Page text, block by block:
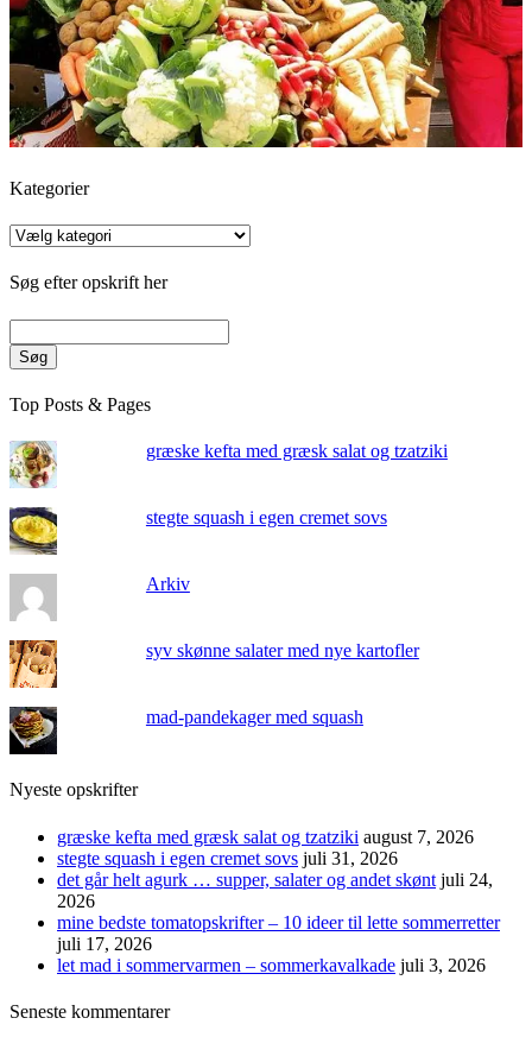
Kategorier
Kategorier
Søg efter opskrift her
Søg
Top Posts & Pages
græske kefta med græsk salat og tzatziki
stegte squash i egen cremet sovs
Arkiv
syv skønne salater med nye kartofler
mad-pandekager med squash
Nyeste opskrifter
græske kefta med græsk salat og tzatziki august 7, 2026
stegte squash i egen cremet sovs juli 31, 2026
det går helt agurk … supper, salater og andet skønt juli 24,
2026
mine bedste tomatopskrifter – 10 ideer til lette sommerretter
juli 17, 2026
let mad i sommervarmen – sommerkavalkade juli 3, 2026
Seneste kommentarer